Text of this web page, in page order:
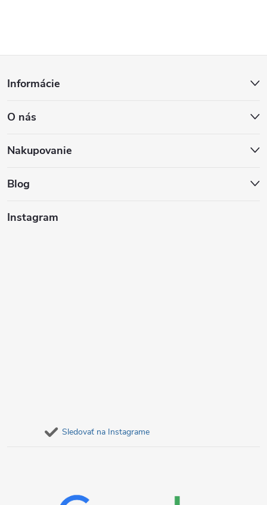
p
ä
Informácie
O nás
Nakupovanie
Blog
Instagram
Sledovať na Instagrame